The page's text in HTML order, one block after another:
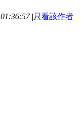
|只看該作者